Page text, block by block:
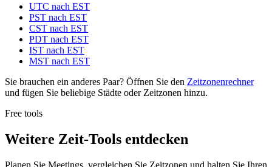
UTC nach EST
PST nach EST
CST nach EST
PDT nach EST
IST nach EST
MST nach EST
Sie brauchen ein anderes Paar? Öffnen Sie den Zeitzonenrechner
und fügen Sie beliebige Städte oder Zeitzonen hinzu.
Free tools
Weitere Zeit-Tools entdecken
Planen Sie Meetings, vergleichen Sie Zeitzonen und halten Sie Ihren